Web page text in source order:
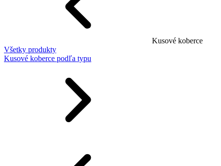
Kusové koberce
Všetky produkty
Kusové koberce podľa typu